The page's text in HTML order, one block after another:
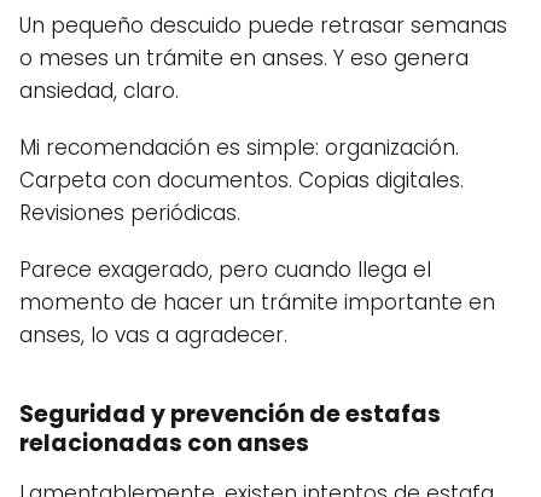
Un pequeño descuido puede retrasar semanas
o meses un trámite en anses. Y eso genera
ansiedad, claro.
Mi recomendación es simple: organización.
Carpeta con documentos. Copias digitales.
Revisiones periódicas.
Parece exagerado, pero cuando llega el
momento de hacer un trámite importante en
anses, lo vas a agradecer.
Seguridad y prevención de estafas
relacionadas con anses